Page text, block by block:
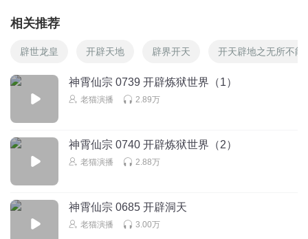
相关推荐
辟世龙皇 开辟天地 辟界开天 开天辟地之无所不能
神霄仙宗 0739 开辟炼狱世界（1）
老猫演播 2.89万
神霄仙宗 0740 开辟炼狱世界（2）
老猫演播 2.88万
神霄仙宗 0685 开辟洞天
老猫演播 3.00万